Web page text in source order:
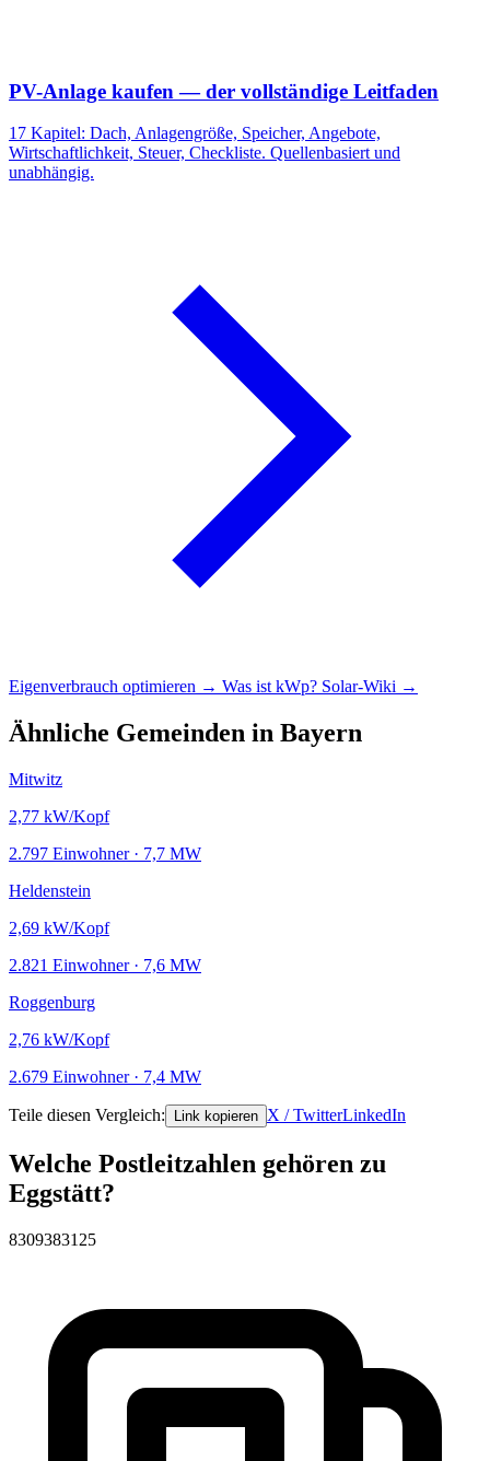
PV-Anlage kaufen — der vollständige Leitfaden
17 Kapitel: Dach, Anlagengröße, Speicher, Angebote,
Wirtschaftlichkeit, Steuer, Checkliste. Quellenbasiert und
unabhängig.
Eigenverbrauch optimieren → Was ist kWp? Solar-Wiki →
Ähnliche Gemeinden in Bayern
Mitwitz
2,77 kW/Kopf
2.797 Einwohner · 7,7 MW
Heldenstein
2,69 kW/Kopf
2.821 Einwohner · 7,6 MW
Roggenburg
2,76 kW/Kopf
2.679 Einwohner · 7,4 MW
Teile diesen Vergleich: Link kopieren X / TwitterLinkedIn
Welche Postleitzahlen gehören zu
Eggstätt?
8309383125